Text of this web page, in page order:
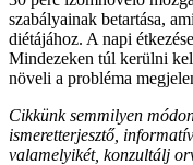
szabályainak betartása,
diétájához. A napi
Mindezeken túl kerülni
növeli a probléma
Cikkünk semmilyen
ismeretterjesztő,
valamelyikét, konzultálj